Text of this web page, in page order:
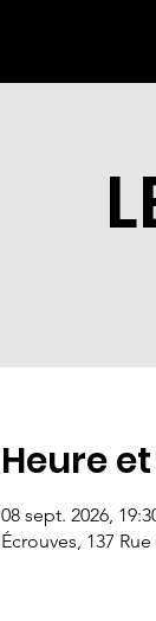
Heure
08 sept. 2026,
Écrouves, 137